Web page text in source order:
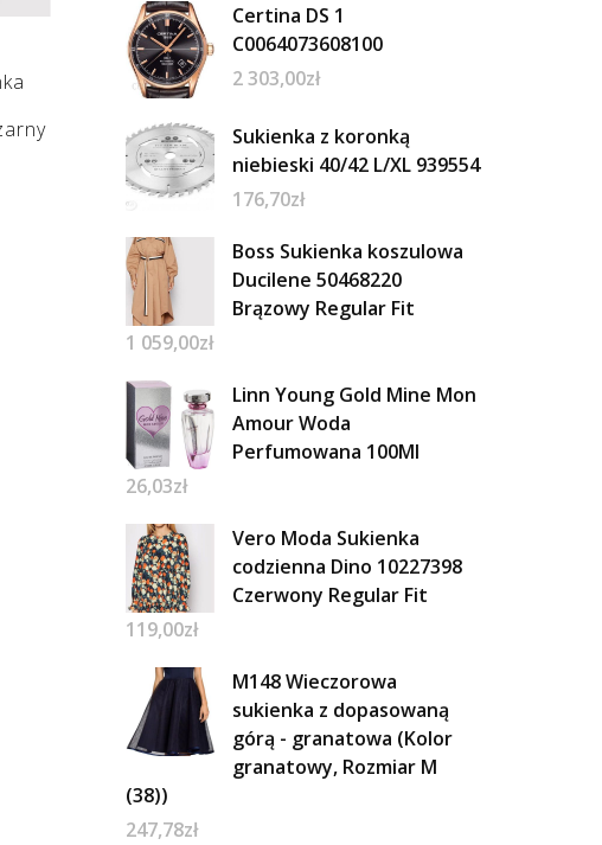
Certina DS 1
C0064073608100
2 303,00zł
Sukienka z koronką
niebieski 40/42 L/XL 939554
176,70zł
Boss Sukienka koszulowa
Ducilene 50468220
Brązowy Regular Fit
1 059,00zł
Linn Young Gold Mine Mon
Amour Woda
Perfumowana 100Ml
26,03zł
Vero Moda Sukienka
codzienna Dino 10227398
Czerwony Regular Fit
119,00zł
M148 Wieczorowa
sukienka z dopasowaną
górą - granatowa (Kolor
granatowy, Rozmiar M
(38))
247,78zł